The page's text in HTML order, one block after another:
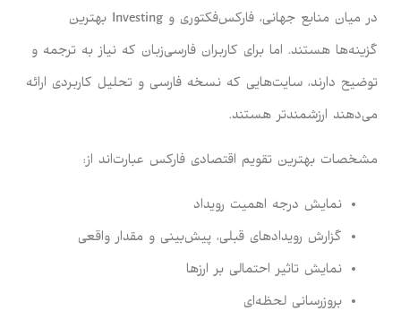
در میان منابع جهانی، فارکس‌فکتوری و Investing بهترین
گزینه‌ها هستند. اما برای کاربران فارسی‌زبان که نیاز به ترجمه و
توضیح دارند، سایت‌هایی که نسخه فارسی و تحلیل کاربردی ارائه
می‌دهند ارزشمندتر هستند.
مشخصات بهترین تقویم اقتصادی فارکس عبارت‌اند از:
نمایش درجه اهمیت رویداد
گزارش رویدادهای قبلی، پیش‌بینی و مقدار واقعی
نمایش تاثیر احتمالی بر ارزها
بروزرسانی لحظه‌ای